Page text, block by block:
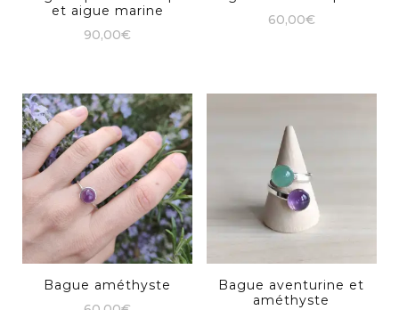
et aigue marine
90,00€
60,00€
a
variations.
Les
options
peuvent
sur
Bague améthyste
Bague aventurine et
améthyste